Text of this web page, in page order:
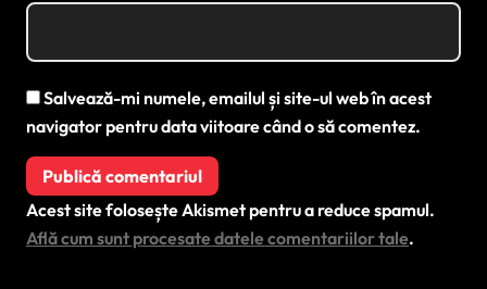
Salvează-mi numele, emailul și site-ul web în acest
navigator pentru data viitoare când o să comentez.
Acest site folosește Akismet pentru a reduce spamul.
Află cum sunt procesate datele comentariilor tale.